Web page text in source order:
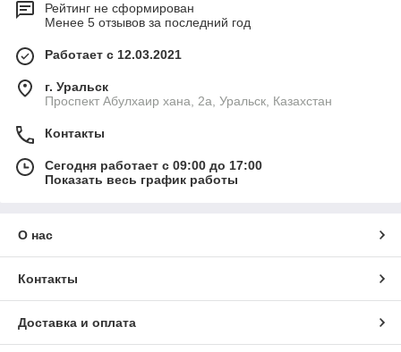
Рейтинг не сформирован
Менее 5 отзывов за последний год
Работает с 12.03.2021
г. Уральск
Проспект Абулхаир хана, 2а, Уральск, Казахстан
Контакты
Сегодня работает с 09:00 до 17:00
Показать весь график работы
О нас
Контакты
Доставка и оплата